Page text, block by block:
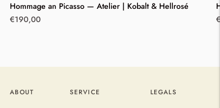
Hommage an Picasso — Atelier | Kobalt & Hellrosé
regulärer
€190,00
ABOUT SERVICE LEGALS